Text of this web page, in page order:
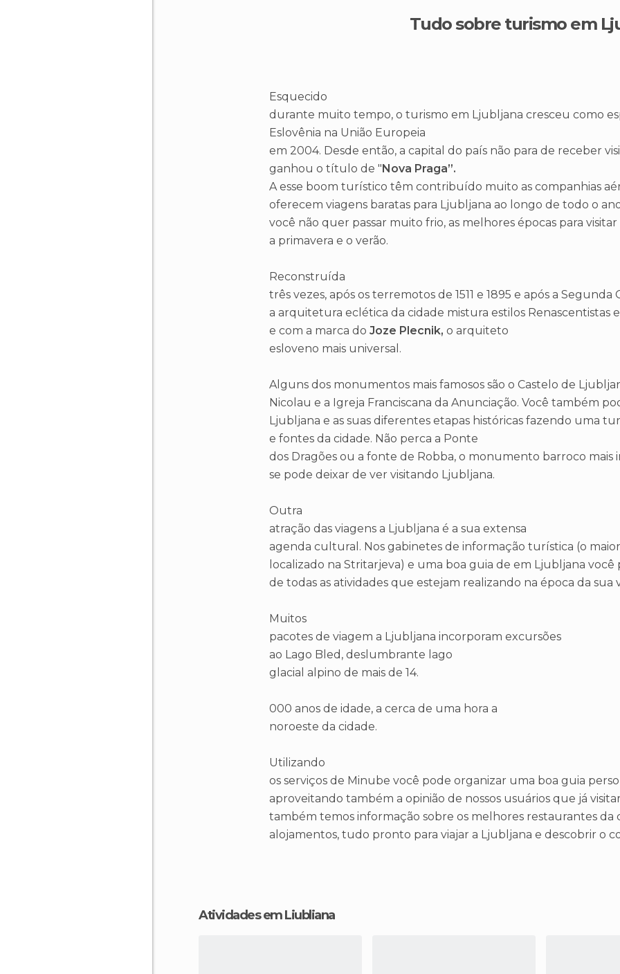
Tudo sobre turismo em
Esquecido
durante muito tempo, o turismo em Ljubljana cresceu como
Eslovênia na União Europeia
em 2004. Desde então, a capital do país não para de receber
ganhou o título de "Nova Praga”.
A esse boom turístico têm contribuído muito as companhias
oferecem viagens baratas para Ljubljana ao longo de todo o
você não quer passar muito frio, as melhores épocas para
a primavera e o verão.
Reconstruída
três vezes, após os terremotos de 1511 e 1895 e após a
a arquitetura eclética da cidade mistura estilos Renascentistas
e com a marca do Joze Plecnik, o arquiteto
esloveno mais universal.
Alguns dos monumentos mais famosos são o Castelo de
Nicolau e a Igreja Franciscana da Anunciação. Você também
Ljubljana e as suas diferentes etapas históricas fazendo uma
e fontes da cidade. Não perca a Ponte
dos Dragões ou a fonte de Robba, o monumento barroco
se pode deixar de ver visitando Ljubljana.
Outra
atração das viagens a Ljubljana é a sua extensa
agenda cultural. Nos gabinetes de informação turística (o
localizado na Stritarjeva) e uma boa guia de em Ljubljana
de todas as atividades que estejam realizando na época da sua
Muitos
pacotes de viagem a Ljubljana incorporam excursões
ao Lago Bled, deslumbrante lago
glacial alpino de mais de 14.
000 anos de idade, a cerca de uma hora a
noroeste da cidade.
Utilizando
os serviços de Minube você pode organizar uma boa guia
aproveitando também a opinião de nossos usuários que já
também temos informação sobre os melhores restaurantes da
alojamentos, tudo pronto para viajar a Ljubljana e descobrir o
Atividades em Liubliana